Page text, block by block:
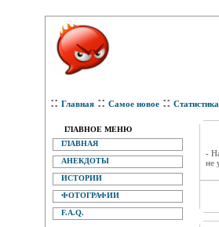
:: Главная :: Самое новое :: Статистика
ГЛАВНОЕ МЕНЮ
ГЛАВНАЯ
АНЕКДОТЫ
ИСТОРИИ
ФОТОГРАФИИ
F.A.Q.
-
не